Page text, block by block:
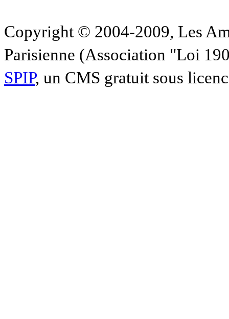
Copyright © 2004-2009, Les
Parisienne (Association "Loi
SPIP, un CMS gratuit sous